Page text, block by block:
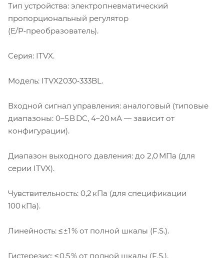
Тип устройства: электропневматический
пропорциональный регулятор
(E/P‑преобразователь).
Серия: ITVX.
Модель: ITVX2030‑333BL.
Входной сигнал управления: аналоговый (типовые
диапазоны: 0–5 В DC, 4–20 мА — зависит от
конфигурации).
Диапазон выходного давления: до 2,0 МПа (для
серии ITVX).
Чувствительность: 0,2 кПа (для спецификации
100 кПа).
Линейность: ≤ ±1 % от полной шкалы (F.S.).
Гистерезис: ≤ 0,5 % от полной шкалы (F.S.).